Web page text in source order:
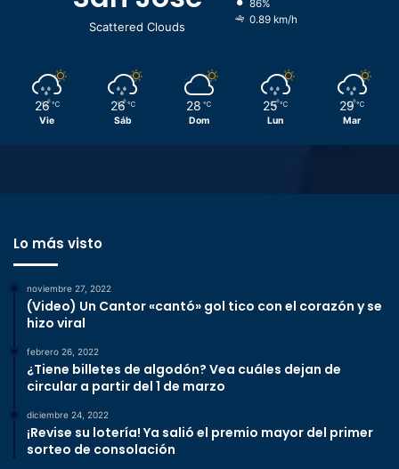
Scattered Clouds
86%
0.89 km/h
26 ℃
Vie
26 ℃
Sáb
28 ℃
Dom
25 ℃
Lun
29 ℃
Mar
Lo más visto
noviembre 27, 2022
(Video) Un Cantor «cantó» gol tico con el corazón y se
hizo viral
febrero 26, 2022
¿Tiene billetes de algodón? Vea cuáles dejan de
circular a partir del 1 de marzo
diciembre 24, 2022
¡Revise su lotería! Ya salió el premio mayor del primer
sorteo de consolación